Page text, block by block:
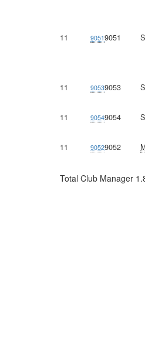
11 90519051
11 90539053
11 90549054
11 90529052
Total Club Manager